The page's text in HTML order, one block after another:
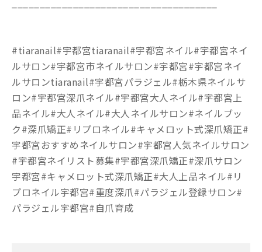
#tiaranail#宇都宮tiaranail#宇都宮ネイル#宇都宮ネイ
ルサロン#宇都宮市ネイルサロン#宇都宮#宇都宮ネイ
ルサロンtiaranail#宇都宮パラジェル#栃木県ネイルサ
ロン#宇都宮深爪ネイル#宇都宮大人ネイル#宇都宮上
品ネイル#大人ネイル#大人ネイルサロン#ネイルブッ
ク#深爪矯正#リプロネイル#キャメロット式深爪矯正#
宇都宮おすすめネイルサロン#宇都宮人気ネイルサロン
#宇都宮ネイリスト募集#宇都宮深爪矯正#深爪サロン
宇都宮#キャメロット式深爪矯正#大人上品ネイル#リ
プロネイル宇都宮#重度深爪#パラジェル登録サロン#
パラジェル宇都宮#自爪育成